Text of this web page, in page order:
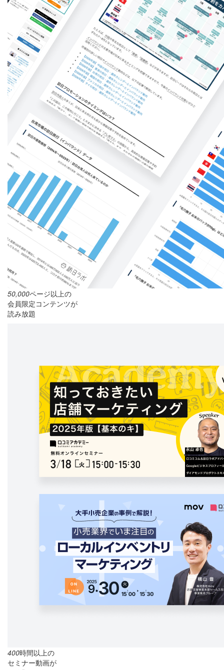
50,000ページ以上の
会員限定コンテンツが
読み放題
400時間以上の
セミナー動画が